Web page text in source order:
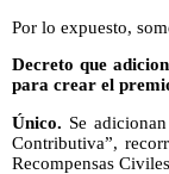
Por lo expuesto,
Decreto que
para crear el
Único. Se
Contributiva”,
Recompensas